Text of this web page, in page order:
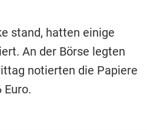
stand, hatten einige
An der Börse legten
notierten die Papiere